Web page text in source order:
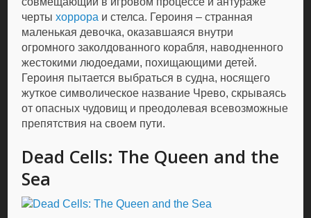
чертыхоррора и стелса. Героиня – странная
маленькая девочка, оказавшаяся внутри
огромного заколдованного корабля, наводненного
жестокими людоедами, похищающими детей.
Героиня пытается выбраться в судна, носящего
жуткое символическое название Чрево, скрываясь
от опасных чудовищ и преодолевая всевозможные
препятствия на своем пути.
Dead Cells: The Queen and the
Sea